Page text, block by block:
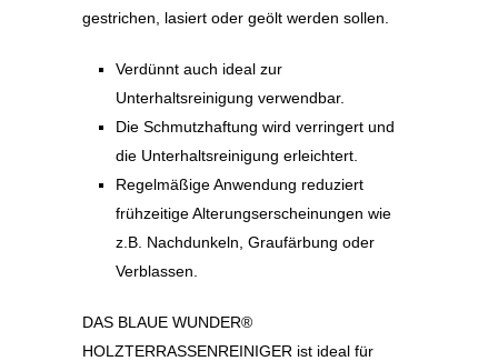
gestrichen, lasiert oder geölt werden sollen.
Verdünnt auch ideal zur
Unterhaltsreinigung verwendbar.
Die Schmutzhaftung wird verringert und
die Unterhaltsreinigung erleichtert.
Regelmäßige Anwendung reduziert
frühzeitige Alterungserscheinungen wie
z.B. Nachdunkeln, Graufärbung oder
Verblassen.
DAS BLAUE WUNDER®
HOLZTERRASSENREINIGER ist ideal für